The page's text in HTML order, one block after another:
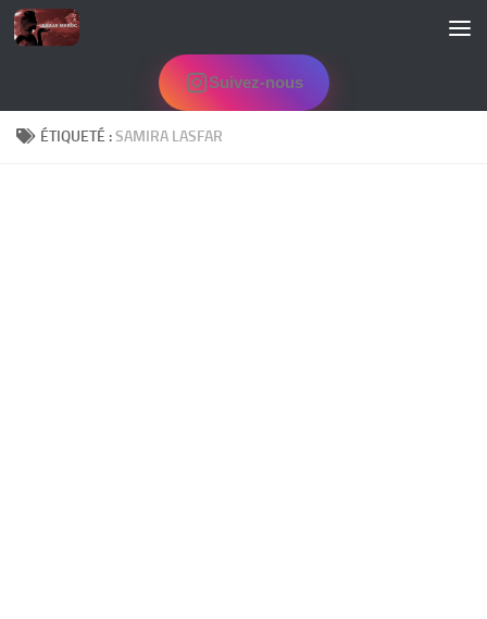
Skip to content
Suivez-nous
ÉTIQUETÉ :SAMIRA LASFAR